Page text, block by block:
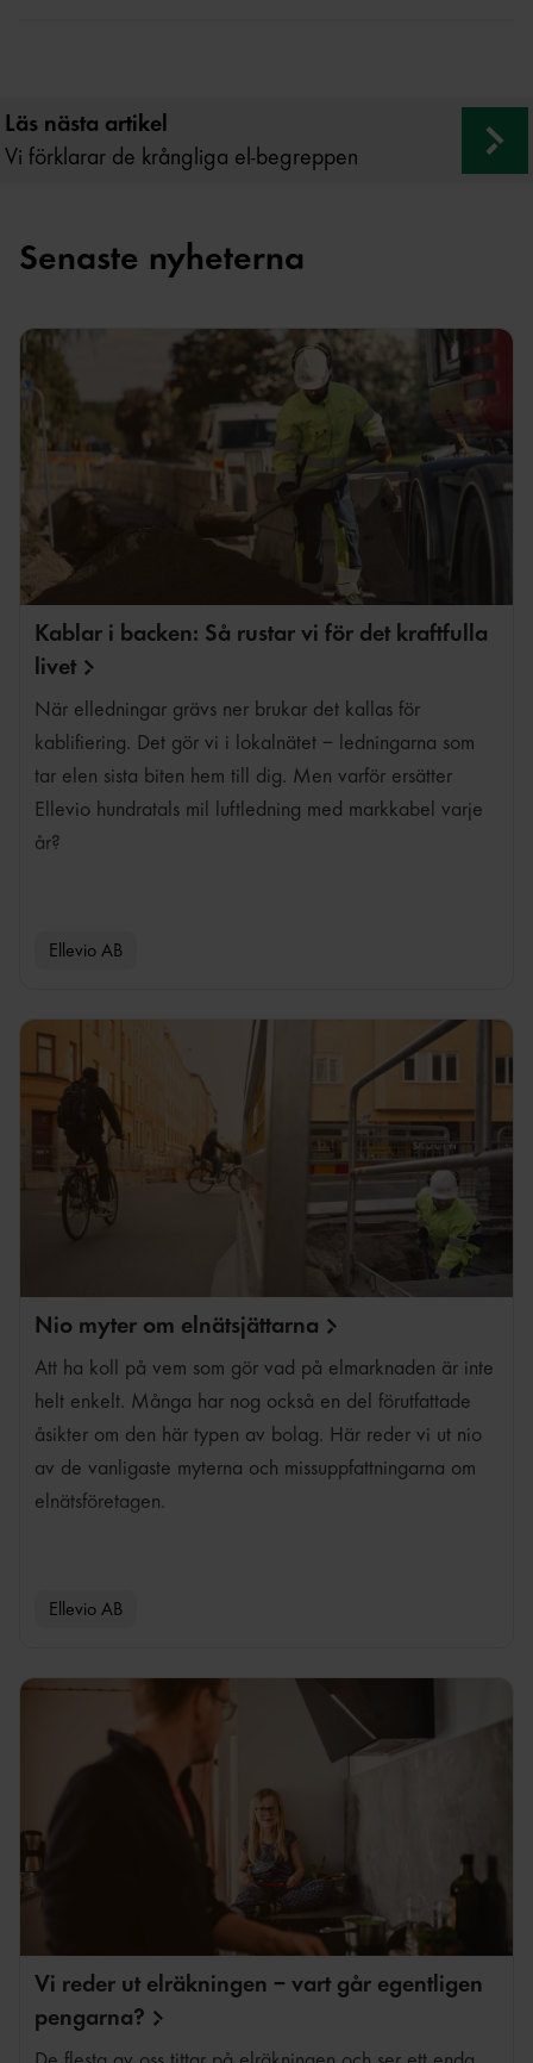
Läs nästa artikel
Vi förklarar de krångliga el-begreppen
Senaste nyheterna
FREDRIK KARLSSON
Kablar i backen: Så rustar vi för det kraftfulla
livet
När elledningar grävs ner brukar det kallas för
kablifiering. Det gör vi i lokalnätet – ledningarna som
tar elen sista biten hem till dig. Men varför ersätter
Ellevio hundratals mil luftledning med markkabel varje
år?
Ellevio AB
Nio myter om elnätsjättarna
Att ha koll på vem som gör vad på elmarknaden är inte
helt enkelt. Många har nog också en del förutfattade
åsikter om den här typen av bolag. Här reder vi ut nio
av de vanligaste myterna och missuppfattningarna om
elnätsföretagen.
Ellevio AB
Vi reder ut elräkningen – vart går egentligen
pengarna?